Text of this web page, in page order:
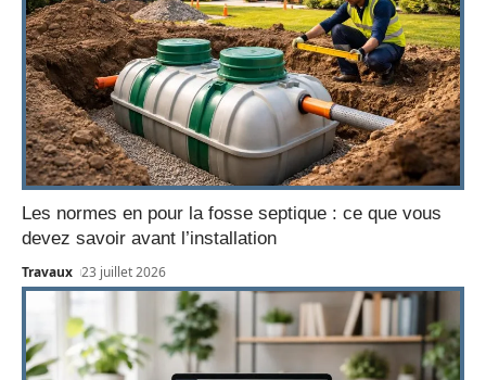
Les normes en pour la fosse septique : ce que vous
devez savoir avant l’installation
Travaux 23 juillet 2026